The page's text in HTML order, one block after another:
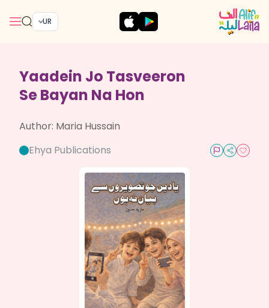
UR
Yaadein Jo Tasveeron
Se Bayan Na Hon
Author: Maria Hussain
Ehya Publications